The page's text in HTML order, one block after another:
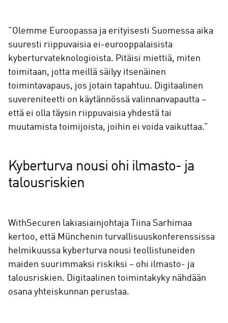
”Olemme Euroopassa ja erityisesti Suomessa aika
suuresti riippuvaisia ei-eurooppalaisista
kyberturvateknologioista. Pitäisi miettiä, miten
toimitaan, jotta meillä säilyy itsenäinen
toimintavapaus, jos jotain tapahtuu. Digitaalinen
suvereniteetti on käytännössä valinnanvapautta –
että ei olla täysin riippuvaisia yhdestä tai
muutamista toimijoista, joihin ei voida vaikuttaa.”
Kyberturva nousi ohi ilmasto- ja
talousriskien
WithSecuren lakiasiainjohtaja Tiina Sarhimaa
kertoo, että Münchenin turvallisuuskonferenssissa
helmikuussa kyberturva nousi teollistuneiden
maiden suurimmaksi riskiksi – ohi ilmasto- ja
talousriskien. Digitaalinen toimintakyky nähdään
osana yhteiskunnan perustaa.